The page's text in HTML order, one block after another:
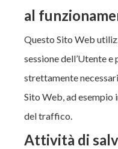
al
Questo Sito Web
sessione dell’Utente
strettamente
Sito Web, ad
del traffico.
Attività di